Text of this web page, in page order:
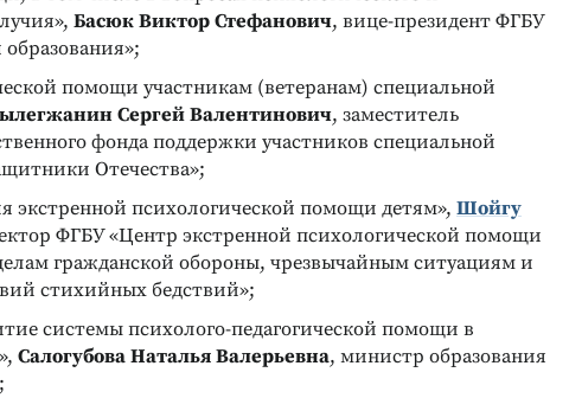
Басюк Виктор Стефанович, вице-президент ФГБУ
помощи участникам (ветеранам) специальной
Сергей Валентинович, заместитель
фонда поддержки участников специальной
Отечества»;
экстренной психологической помощи детям», Шойгу
ФГБУ «Центр экстренной психологической помощи
гражданской обороны, чрезвычайным ситуациям и
стихийных бедствий»;
системы психолого-педагогической помощи в
Салогубова Наталья Валерьевна, министр образования